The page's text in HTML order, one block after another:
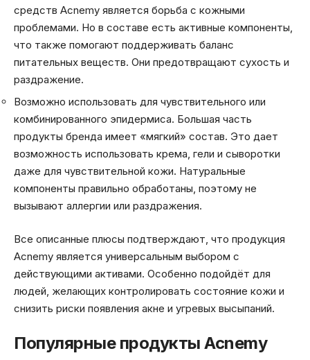
средств Acnemy является борьба с кожными
проблемами. Но в составе есть активные компоненты,
что также помогают поддерживать баланс
питательных веществ. Они предотвращают сухость и
раздражение.
Возможно использовать для чувствительного или
комбинированного эпидермиса. Большая часть
продукты бренда имеет «мягкий» состав. Это дает
возможность использовать крема, гели и сыворотки
даже для чувствительной кожи. Натуральные
компоненты правильно обработаны, поэтому не
вызывают аллергии или раздражения.
Все описанные плюсы подтверждают, что продукция
Acnemy является универсальным выбором с
действующими активами. Особенно подойдёт для
людей, желающих контролировать состояние кожи и
снизить риски появления акне и угревых высыпаний.
Популярные продукты Acnemy